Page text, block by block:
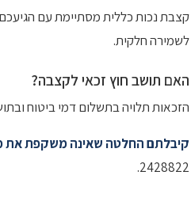
קצבת נכות כללית מסתיימת עם
לשמירה חלקית.
האם תושב חוץ זכאי לקצבה?
הזכאות תלויה בתשלום דמי ביטוח
קיבלתם החלטה שאינה משקפת את
2428822.